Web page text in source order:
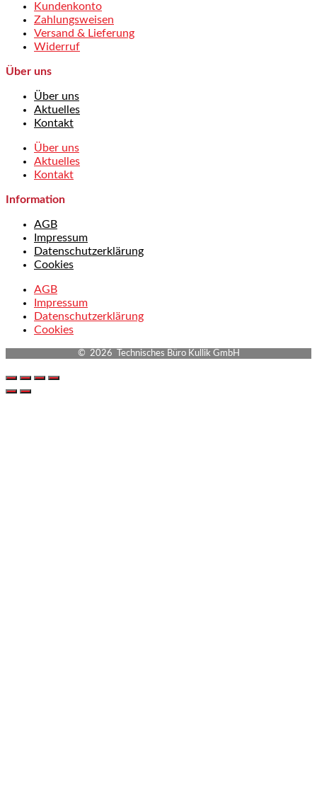
Kundenkonto
Zahlungsweisen
Versand & Lieferung
Widerruf
Über uns
Über uns
Aktuelles
Kontakt
Über uns
Aktuelles
Kontakt
Information
AGB
Impressum
Datenschutzerklärung
Cookies
AGB
Impressum
Datenschutzerklärung
Cookies
© 2026 Technisches Büro Kullik GmbH